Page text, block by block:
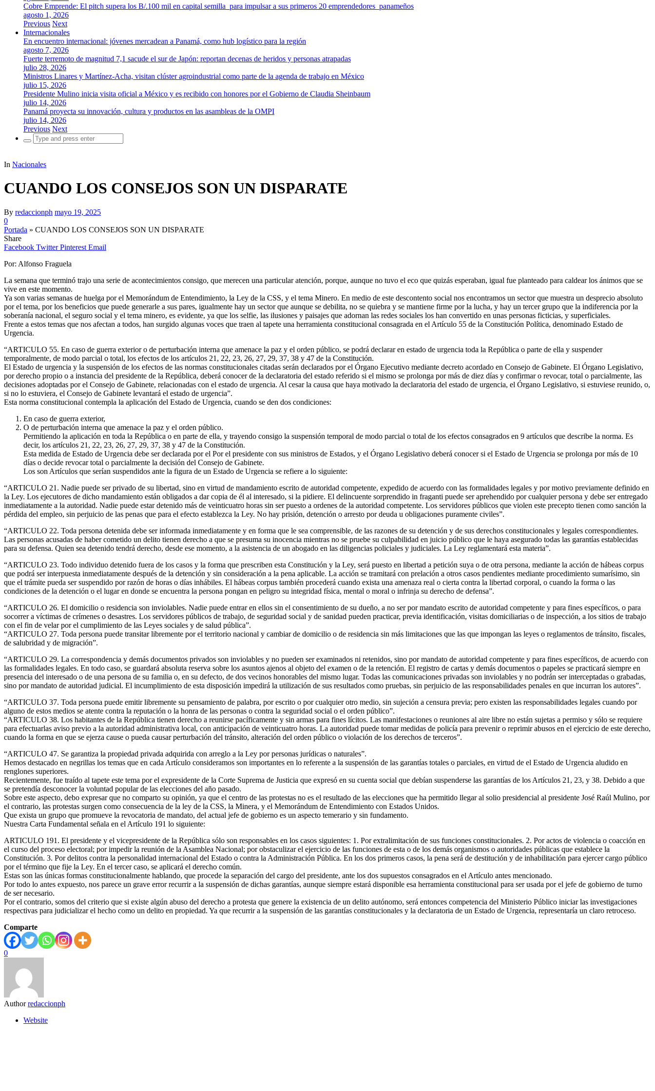
Cobre Emprende: El pitch supera los B/.100 mil en capital semilla para impulsar a sus primeros 20 emprendedores panameños
agosto 1, 2026
Previous Next
Internacionales
En encuentro internacional: jóvenes mercadean a Panamá, como hub logístico para la región
agosto 7, 2026
Fuerte terremoto de magnitud 7,1 sacude el sur de Japón: reportan decenas de heridos y personas atrapadas
julio 28, 2026
Ministros Linares y Martínez-Acha, visitan clúster agroindustrial como parte de la agenda de trabajo en México
julio 15, 2026
Presidente Mulino inicia visita oficial a México y es recibido con honores por el Gobierno de Claudia Sheinbaum
julio 14, 2026
Panamá proyecta su innovación, cultura y productos en las asambleas de la OMPI
julio 14, 2026
Previous Next
Search
for:
In Nacionales
CUANDO LOS CONSEJOS SON UN DISPARATE
By redaccionph mayo 19, 2025
0
Portada » CUANDO LOS CONSEJOS SON UN DISPARATE
Share
Facebook Twitter Pinterest Email
Por: Alfonso Fraguela
La semana que terminó trajo una serie de acontecimientos consigo, que merecen una particular atención, porque, aunque no tuvo el eco que quizás esperaban, igual fue planteado para caldear los ánimos que se
vive en este momento.
Ya son varias semanas de huelga por el Memorándum de Entendimiento, la Ley de la CSS, y el tema Minero. En medio de este descontento social nos encontramos un sector que muestra un desprecio absoluto
por el tema, por los beneficios que puede generarle a sus pares, igualmente hay un sector que aunque se debilita, no se quiebra y se mantiene firme por la lucha, y hay un tercer grupo que la indiferencia por la
soberanía nacional, el seguro social y el tema minero, es evidente, ya que los selfie, las ilusiones y paisajes que adornan las redes sociales los han convertido en unas personas ficticias, y superficiales.
Frente a estos temas que nos afectan a todos, han surgido algunas voces que traen al tapete una herramienta constitucional consagrada en el Artículo 55 de la Constitución Política, denominado Estado de
Urgencia.
“ARTICULO 55. En caso de guerra exterior o de perturbación interna que amenace la paz y el orden público, se podrá declarar en estado de urgencia toda la República o parte de ella y suspender
temporalmente, de modo parcial o total, los efectos de los artículos 21, 22, 23, 26, 27, 29, 37, 38 y 47 de la Constitución.
El Estado de urgencia y la suspensión de los efectos de las normas constitucionales citadas serán declarados por el Órgano Ejecutivo mediante decreto acordado en Consejo de Gabinete. El Órgano Legislativo,
por derecho propio o a instancia del presidente de la República, deberá conocer de la declaratoria del estado referido si el mismo se prolonga por más de diez días y confirmar o revocar, total o parcialmente, las
decisiones adoptadas por el Consejo de Gabinete, relacionadas con el estado de urgencia. Al cesar la causa que haya motivado la declaratoria del estado de urgencia, el Órgano Legislativo, si estuviese reunido, o,
si no lo estuviera, el Consejo de Gabinete levantará el estado de urgencia”.
Esta norma constitucional contempla la aplicación del Estado de Urgencia, cuando se den dos condiciones:
En caso de guerra exterior,
O de perturbación interna que amenace la paz y el orden público.
Permitiendo la aplicación en toda la República o en parte de ella, y trayendo consigo la suspensión temporal de modo parcial o total de los efectos consagrados en 9 artículos que describe la norma. Es
decir, los artículos 21, 22, 23, 26, 27, 29, 37, 38 y 47 de la Constitución.
Esta medida de Estado de Urgencia debe ser declarada por el Por el presidente con sus ministros de Estados, y el Órgano Legislativo deberá conocer si el Estado de Urgencia se prolonga por más de 10
días o decide revocar total o parcialmente la decisión del Consejo de Gabinete.
Los son Artículos que serían suspendidos ante la figura de un Estado de Urgencia se refiere a lo siguiente:
“ARTICULO 21. Nadie puede ser privado de su libertad, sino en virtud de mandamiento escrito de autoridad competente, expedido de acuerdo con las formalidades legales y por motivo previamente definido en
la Ley. Los ejecutores de dicho mandamiento están obligados a dar copia de él al interesado, si la pidiere. El delincuente sorprendido in fraganti puede ser aprehendido por cualquier persona y debe ser entregado
inmediatamente a la autoridad. Nadie puede estar detenido más de veinticuatro horas sin ser puesto a ordenes de la autoridad competente. Los servidores públicos que violen este precepto tienen como sanción la
pérdida del empleo, sin perjuicio de las penas que para el efecto establezca la Ley. No hay prisión, detención o arresto por deuda u obligaciones puramente civiles”.
“ARTICULO 22. Toda persona detenida debe ser informada inmediatamente y en forma que le sea comprensible, de las razones de su detención y de sus derechos constitucionales y legales correspondientes.
Las personas acusadas de haber cometido un delito tienen derecho a que se presuma su inocencia mientras no se pruebe su culpabilidad en juicio público que le haya asegurado todas las garantías establecidas
para su defensa. Quien sea detenido tendrá derecho, desde ese momento, a la asistencia de un abogado en las diligencias policiales y judiciales. La Ley reglamentará esta materia”.
“ARTICULO 23. Todo individuo detenido fuera de los casos y la forma que prescriben esta Constitución y la Ley, será puesto en libertad a petición suya o de otra persona, mediante la acción de hábeas corpus
que podrá ser interpuesta inmediatamente después de la detención y sin consideración a la pena aplicable. La acción se tramitará con prelación a otros casos pendientes mediante procedimiento sumarísimo, sin
que el trámite pueda ser suspendido por razón de horas o días inhábiles. El hábeas corpus también procederá cuando exista una amenaza real o cierta contra la libertad corporal, o cuando la forma o las
condiciones de la detención o el lugar en donde se encuentra la persona pongan en peligro su integridad física, mental o moral o infrinja su derecho de defensa”.
“ARTICULO 26. El domicilio o residencia son inviolables. Nadie puede entrar en ellos sin el consentimiento de su dueño, a no ser por mandato escrito de autoridad competente y para fines específicos, o para
socorrer a víctimas de crímenes o desastres. Los servidores públicos de trabajo, de seguridad social y de sanidad pueden practicar, previa identificación, visitas domiciliarias o de inspección, a los sitios de trabajo
con el fin de velar por el cumplimiento de las Leyes sociales y de salud pública”.
“ARTICULO 27. Toda persona puede transitar libremente por el territorio nacional y cambiar de domicilio o de residencia sin más limitaciones que las que impongan las leyes o reglamentos de tránsito, fiscales,
de salubridad y de migración”.
“ARTICULO 29. La correspondencia y demás documentos privados son inviolables y no pueden ser examinados ni retenidos, sino por mandato de autoridad competente y para fines específicos, de acuerdo con
las formalidades legales. En todo caso, se guardará absoluta reserva sobre los asuntos ajenos al objeto del examen o de la retención. El registro de cartas y demás documentos o papeles se practicará siempre en
presencia del interesado o de una persona de su familia o, en su defecto, de dos vecinos honorables del mismo lugar. Todas las comunicaciones privadas son inviolables y no podrán ser interceptadas o grabadas,
sino por mandato de autoridad judicial. El incumplimiento de esta disposición impedirá la utilización de sus resultados como pruebas, sin perjuicio de las responsabilidades penales en que incurran los autores”.
“ARTICULO 37. Toda persona puede emitir libremente su pensamiento de palabra, por escrito o por cualquier otro medio, sin sujeción a censura previa; pero existen las responsabilidades legales cuando por
alguno de estos medios se atente contra la reputación o la honra de las personas o contra la seguridad social o el orden público”.
“ARTICULO 38. Los habitantes de la República tienen derecho a reunirse pacíficamente y sin armas para fines lícitos. Las manifestaciones o reuniones al aire libre no están sujetas a permiso y sólo se requiere
para efectuarlas aviso previo a la autoridad administrativa local, con anticipación de veinticuatro horas. La autoridad puede tomar medidas de policía para prevenir o reprimir abusos en el ejercicio de este derecho,
cuando la forma en que se ejerza cause o pueda causar perturbación del tránsito, alteración del orden público o violación de los derechos de terceros”.
“ARTICULO 47. Se garantiza la propiedad privada adquirida con arreglo a la Ley por personas jurídicas o naturales”.
Hemos destacado en negrillas los temas que en cada Artículo consideramos son importantes en lo referente a la suspensión de las garantías totales o parciales, en virtud de el Estado de Urgencia aludido en
renglones superiores.
Recientemente, fue traído al tapete este tema por el expresidente de la Corte Suprema de Justicia que expresó en su cuenta social que debían suspenderse las garantías de los Artículos 21, 23, y 38. Debido a que
se pretendía desconocer la voluntad popular de las elecciones del año pasado.
Sobre este aspecto, debo expresar que no comparto su opinión, ya que el centro de las protestas no es el resultado de las elecciones que ha permitido llegar al solio presidencial al presidente José Raúl Mulino, por
el contrario, las protestas surgen como consecuencia de la ley de la CSS, la Minera, y el Memorándum de Entendimiento con Estados Unidos.
Que exista un grupo que promueve la revocatoria de mandato, del actual jefe de gobierno es un aspecto temerario y sin fundamento.
Nuestra Carta Fundamental señala en el Artículo 191 lo siguiente:
ARTICULO 191. El presidente y el vicepresidente de la República sólo son responsables en los casos siguientes: 1. Por extralimitación de sus funciones constitucionales. 2. Por actos de violencia o coacción en
el curso del proceso electoral; por impedir la reunión de la Asamblea Nacional; por obstaculizar el ejercicio de las funciones de esta o de los demás organismos o autoridades públicas que establece la
Constitución. 3. Por delitos contra la personalidad internacional del Estado o contra la Administración Pública. En los dos primeros casos, la pena será de destitución y de inhabilitación para ejercer cargo público
por el término que fije la Ley. En el tercer caso, se aplicará el derecho común.
Estas son las únicas formas constitucionalmente hablando, que procede la separación del cargo del presidente, ante los dos supuestos consagrados en el Artículo antes mencionado.
Por todo lo antes expuesto, nos parece un grave error recurrir a la suspensión de dichas garantías, aunque siempre estará disponible esa herramienta constitucional para ser usada por el jefe de gobierno de turno
de ser necesario.
Por el contrario, somos del criterio que si existe algún abuso del derecho a protesta que genere la existencia de un delito autónomo, será entonces competencia del Ministerio Público iniciar las investigaciones
respectivas para judicializar el hecho como un delito en propiedad. Ya que recurrir a la suspensión de las garantías constitucionales y la declaratoria de un Estado de Urgencia, representaría un claro retroceso.
Comparte
0
Author redaccionph
Website